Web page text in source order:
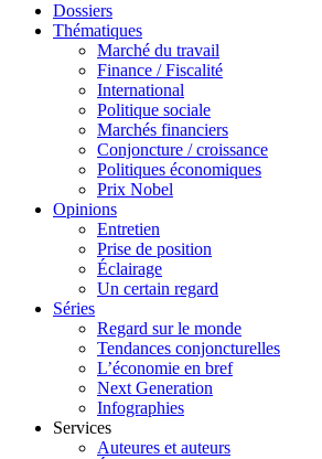
Dossiers
Thématiques
Marché du travail
Finance / Fiscalité
International
Politique sociale
Marchés financiers
Conjoncture / croissance
Politiques économiques
Prix Nobel
Opinions
Entretien
Prise de position
Éclairage
Un certain regard
Séries
Regard sur le monde
Tendances conjoncturelles
L’économie en bref
Next Generation
Infographies
Services
Auteures et auteurs